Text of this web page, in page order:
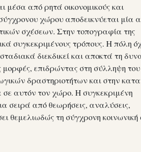
μέσα από ρητά οικονομικούς και
χώρου αποδεικνύεται μία
σχέσεων. Στην τοπογραφία της
συγκεκριμένους τρόπους. Η πόλη
διεκδικεί και αποκτά τη
επιδρώντας στη σύλληψη
δραστηριοτήτων και στην
αυτόν τον χώρο. Η συγκεκριμένη
σειρά από θεωρήσεις, αναλύσεις,
θεμελιωδώς τη σύγχρονη